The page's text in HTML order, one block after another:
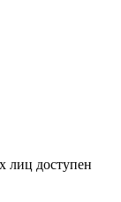
лиц доступен